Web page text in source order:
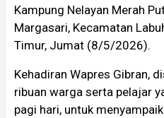
Kampung Nelayan Merah
Margasari, Kecamatan
Timur, Jumat (8/5/2026).
Kehadiran Wapres Gibran,
ribuan warga serta pelajar
pagi hari, untuk